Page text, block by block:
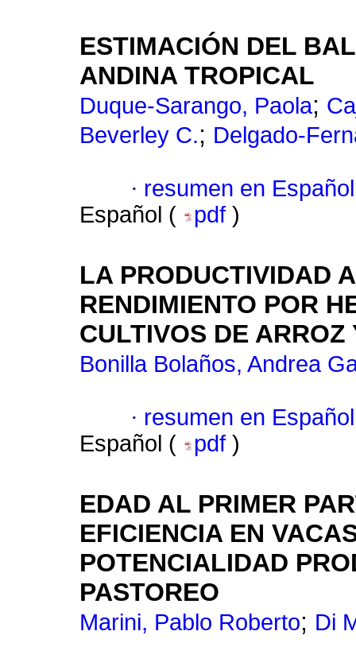
ESTIMACIÓN DEL
ANDINA TROPICAL
Duque-Sarango, Paola;
Beverley C.; Delgado-
· resumen en Español
Español (
pdf )
LA PRODUCTIVIDAD
RENDIMIENTO POR
CULTIVOS DE
Bonilla Bolaños, Andrea
· resumen en Español
Español (
pdf )
EDAD AL PRIMER
EFICIENCIA EN
POTENCIALIDAD
PASTOREO
Marini, Pablo Roberto; Di